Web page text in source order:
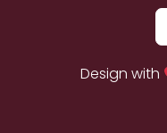
Design with